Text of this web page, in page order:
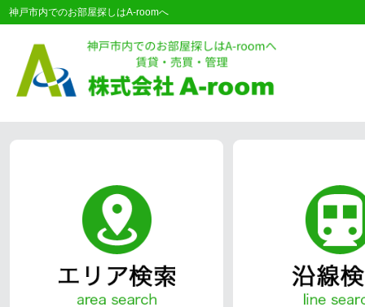
神戸市内でのお部屋探しはA-roomへ